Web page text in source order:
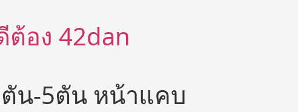
ต้อง 42dan
ตัน-5ตัน หน้าแคบ